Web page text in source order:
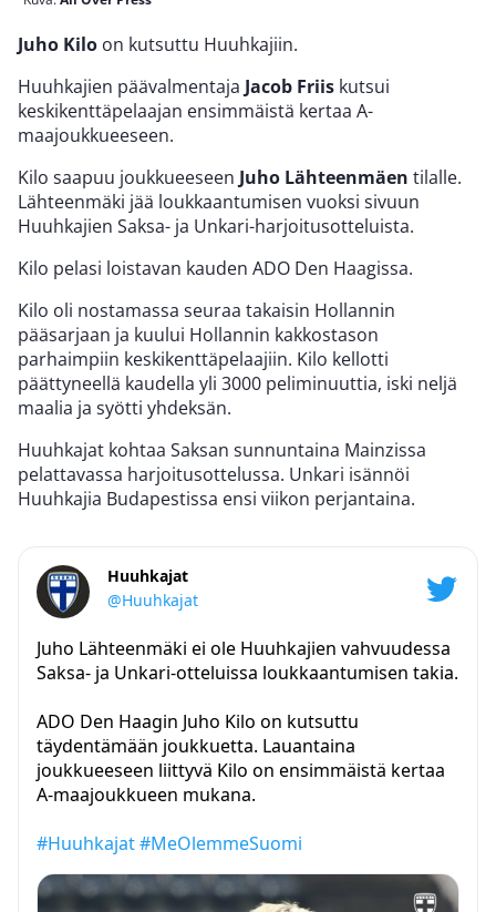
Juho Kilo on kutsuttu Huuhkajiin.
Huuhkajien päävalmentaja Jacob Friis kutsui
keskikenttäpelaajan ensimmäistä kertaa A-
maajoukkueeseen.
Kilo saapuu joukkueeseen Juho Lähteenmäen tilalle.
Lähteenmäki jää loukkaantumisen vuoksi sivuun
Huuhkajien Saksa- ja Unkari-harjoitusotteluista.
Kilo pelasi loistavan kauden ADO Den Haagissa.
Kilo oli nostamassa seuraa takaisin Hollannin
pääsarjaan ja kuului Hollannin kakkostason
parhaimpiin keskikenttäpelaajiin. Kilo kellotti
päättyneellä kaudella yli 3000 peliminuuttia, iski neljä
maalia ja syötti yhdeksän.
Huuhkajat kohtaa Saksan sunnuntaina Mainzissa
pelattavassa harjoitusottelussa. Unkari isännöi
Huuhkajia Budapestissa ensi viikon perjantaina.
Huuhkajat
@Huuhkajat
Juho Lähteenmäki ei ole Huuhkajien vahvuudessa
Saksa- ja Unkari-otteluissa loukkaantumisen takia.
ADO Den Haagin Juho Kilo on kutsuttu
täydentämään joukkuetta. Lauantaina
joukkueeseen liittyvä Kilo on ensimmäistä kertaa
A-maajoukkueen mukana.
#Huuhkajat#MeOlemmeSuomi